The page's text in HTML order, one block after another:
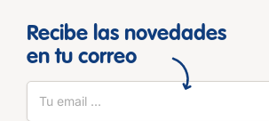
Recibe las novedades
en tu correo